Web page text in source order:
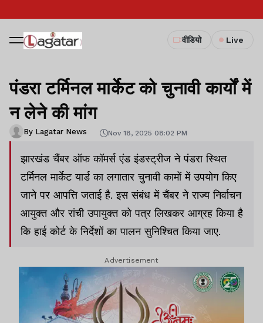
वीडियो Live
पंडरा टर्मिनल मार्केट को चुनावी कार्यों में
न लेने की मांग
By Lagatar News Nov 18, 2025 08:02 PM
झारखंड चैंबर ऑफ कॉमर्स एंड इंडस्ट्रीज ने पंडरा स्थित
टर्मिनल मार्केट यार्ड का लगातार चुनावी कामों में उपयोग किए
जाने पर आपत्ति जताई है. इस संबंध में चैंबर ने राज्य निर्वाचन
आयुक्त और रांची उपायुक्त को पत्र लिखकर आग्रह किया है
कि हाई कोर्ट के निर्देशों का पालन सुनिश्चित किया जाए.
Advertisement